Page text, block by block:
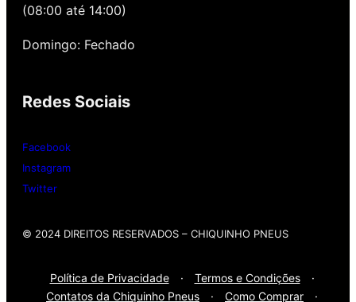
nossa loja possui grande parceria com a
Whatsap: (11) 3588-4540
(08:00 até 14:00)
Domingo: Fechado
Redes Sociais
Facebook
Instagram
Twitter
© 2024 DIREITOS RESERVADOS​ – CHIQUINHO PNEUS
Política de Privacidade · Termos e Condições
·
Contatos da Chiquinho Pneus
· Como Comprar ·